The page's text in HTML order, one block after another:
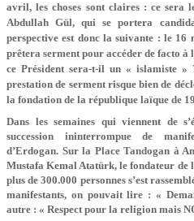
avril, les choses sont claires : ce sera
Abdullah Gül, qui se portera
perspective est donc la suivante : le
prêtera serment pour accéder de facto
ce Président sera-t-il un « islamiste
prestation de serment risque bien de
la fondation de la république laïque de
Dans les semaines qui viennent de
succession ininterrompue de
d’Erdogan. Sur la Place Tandogan à
Mustafa Kemal Atatürk, le fondateur de
plus de 300.000 personnes s’est
manifestants, on pouvait lire : «
autre : « Respect pour la religion mais